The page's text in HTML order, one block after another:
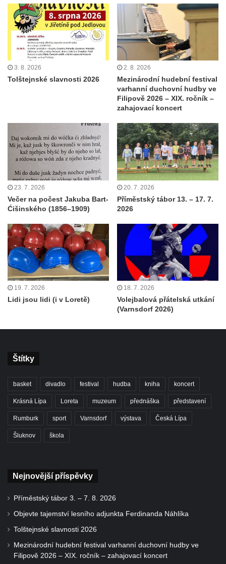
3. 8. 2026
Tolštejnské slavnosti 2026
2. 8. 2026
Mezinárodní hudební festival
varhanní duchovní hudby ve
Filipově 2026 – XIX. ročník –
zahajovací koncert
23. 7. 2026
Večer na počest Jakuba Bart-
Ćišinského (1856–1909)
20. 7. 2026
Příměstský tábor 13. – 17. 7.
2026
19. 7. 2026
Lidi jsou lidi (i v Loretě)
18. 7. 2026
Volejbalová přátelská utkání
(Varnsdorf 2026)
Štítky
basket divadlo festival hudba kniha koncert
Krásná Lípa Loreta muzeum přednáška představení
Rumburk sport Varnsdorf výstava Česká Lípa
Šluknov škola
Nejnovější příspěvky
Příměstský tábor 3. – 7. 8. 2026
Objevte tajemství lesního adjunkta Ferdinanda Náhlíka
Tolštejnské slavnosti 2026
Mezinárodní hudební festival varhanní duchovní hudby ve
Filipově 2026 – XIX. ročník – zahajovací koncert